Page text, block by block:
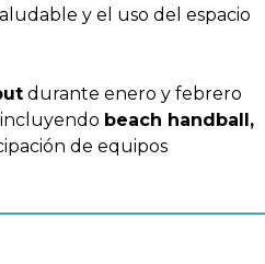
y el uso del espacio
durante enero y febrero
beach handball,
de equipos